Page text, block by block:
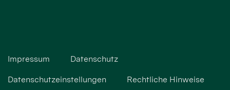
Impressum Datenschutz
Datenschutzeinstellungen Rechtliche Hinweise